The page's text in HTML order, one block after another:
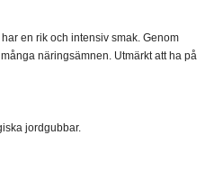
en rik och intensiv smak. Genom
näringsämnen. Utmärkt att ha på
jordgubbar.